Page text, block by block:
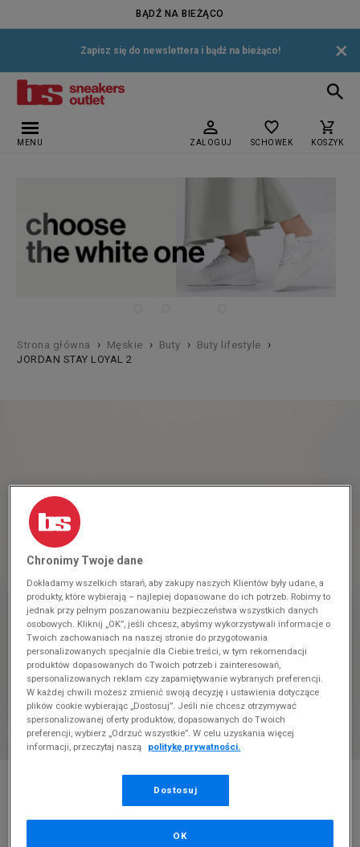
BĄDŹ NA BIEŻĄCO
Zapisz się do newslettera i bądź na bieżąco! ×
MENU ZALOGUJ SCHOWEK KOSZYK
Strona główna › Męskie › Buty › Buty lifestyle ›
JORDAN STAY LOYAL 2
JORDAN STAY LOYAL 2
Produkt pochodzi z końcówek aktualnych kolekcji, ubiegłych
Chronimy Twoje dane
Dokładamy wszelkich starań, aby zakupy naszych Klientów były udane, a
produkty, które wybierają – najlepiej dopasowane do ich potrzeb. Robimy to
jednak przy pełnym poszanowaniu bezpieczeństwa wszystkich danych
osobowych. Kliknij „OK”, jeśli chcesz, abyśmy wykorzystywali informacje o
Twoich zachowaniach na naszej stronie do przygotowania
personalizowanych specjalnie dla Ciebie treści, w tym rekomendacji
produktów dopasowanych do Twoich potrzeb i zainteresowań,
spersonalizowanych reklam czy zapamiętywanie wybranych preferencji.
W każdej chwili możesz zmienić swoją decyzję i ustawienia dotyczące
plików cookie wybierając „Dostosuj”. Jeśli nie chcesz otrzymywać
spersonalizowanej oferty produktów, dopasowanych do Twoich
preferencji, wybierz „Odrzuć wszystkie”. W celu uzyskania więcej
informacji, przeczytaj naszą
politykę prywatności.
Dostosuj
OK